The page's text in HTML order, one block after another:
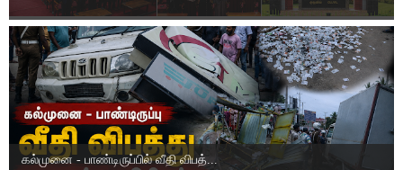
கல்முனை - பாண்டிருப்பில் வீதி விபத்...